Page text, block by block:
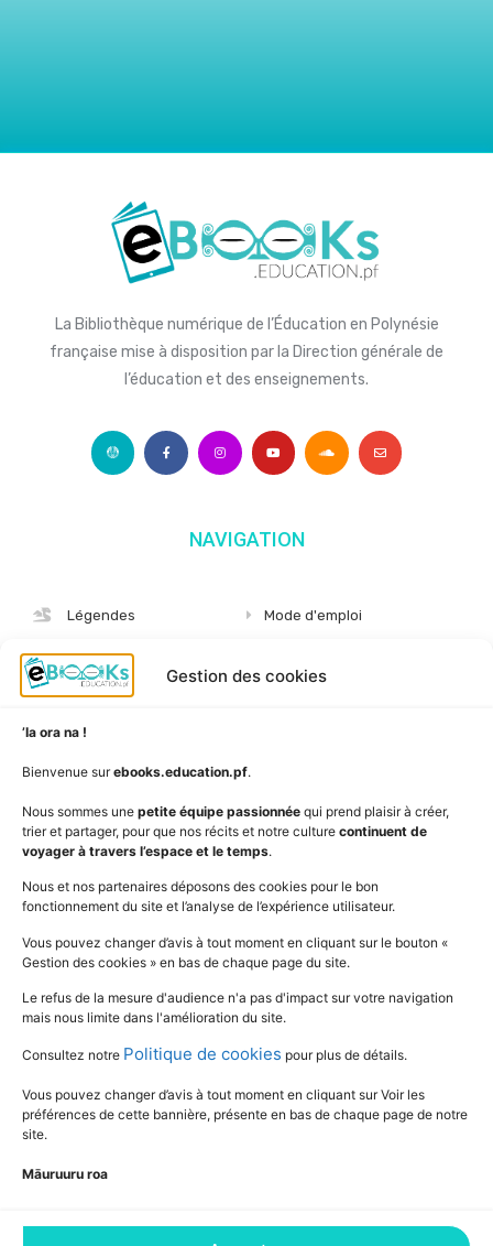
Gestion des cookies
’Ia ora na !
Bienvenue surebooks.education.pf.
Nous sommes une petite équipe passionnée qui prend plaisir à créer,
trier et partager, pour que nos récits et notre culture continuent de
voyager à travers l’espace et le temps.
Nous et nos partenaires déposons des cookies pour le bon
fonctionnement du site et l’analyse de l’expérience utilisateur.
Vous pouvez changer d’avis à tout moment en cliquant sur le bouton «
Gestion des cookies » en bas de chaque page du site.
Le refus de la mesure d'audience n'a pas d'impact sur votre navigation
mais nous limite dans l'amélioration du site.
Consultez notre Politique de cookies pour plus de détails.
Vous pouvez changer d’avis à tout moment en cliquant sur Voir les
préférences de cette bannière, présente en bas de chaque page de notre
site.
Māuruuru roa
La Bibliothèque numérique de l’Éducation en Polynésie
française mise à disposition par la Direction générale de
l’éducation et des enseignements.
NAVIGATION
Légendes
Albums
Langues
Niveaux
AudioBooks
Outils
Vidéos
Mode d'emploi
Mentions légales
www.education.pf
SUIVEZ L'ACTUALITÉ DE L'ÉDUCATION